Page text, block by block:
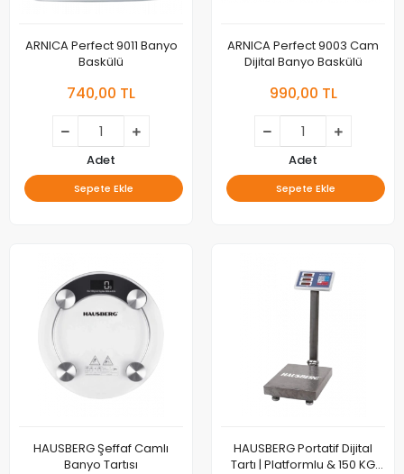
ARNICA Perfect 9011 Banyo
Baskülü
740,00 TL
Adet
Sepete Ekle
ARNICA Perfect 9003 Cam
Dijital Banyo Baskülü
990,00 TL
Adet
Sepete Ekle
HAUSBERG Şeffaf Camlı
Banyo Tartısı
HAUSBERG Portatif Dijital
Tartı | Platformlu & 150 KG